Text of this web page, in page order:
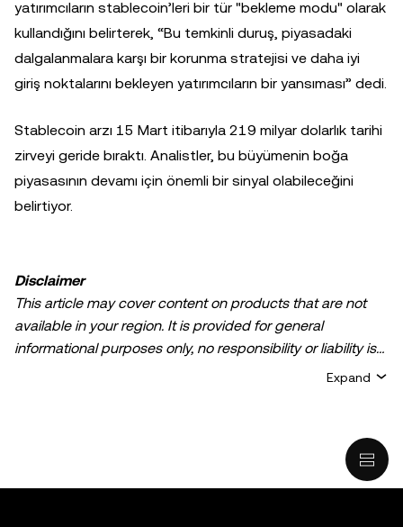
yatırımcıların stablecoin’leri bir tür "bekleme modu" olarak
kullandığını belirterek, “Bu temkinli duruş, piyasadaki
dalgalanmalara karşı bir korunma stratejisi ve daha iyi
giriş noktalarını bekleyen yatırımcıların bir yansıması” dedi.
Stablecoin arzı 15 Mart itibarıyla 219 milyar dolarlık tarihi
zirveyi geride bıraktı. Analistler, bu büyümenin boğa
piyasasının devamı için önemli bir sinyal olabileceğini
belirtiyor.
Disclaimer
This article may cover content on products that are not
available in your region. It is provided for general
informational purposes only, no responsibility or liability is
accepted for any errors of fact or omission expressed
intended to provide advice of any kind, including but not
recommendation; (ii) an offer or solicitation to buy, sell, or
Expand